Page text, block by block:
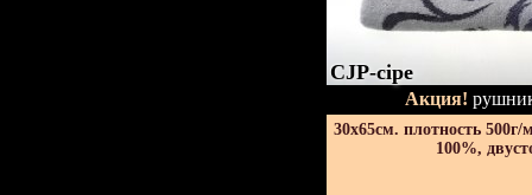
CJP-сіре
Акция!
30х65см. плотность 500г/
100%,